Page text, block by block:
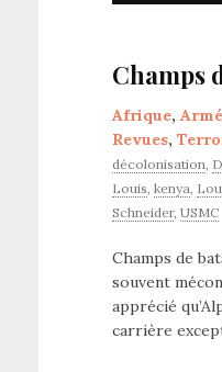
Champs
Afrique,
Revues,
décolonisation,
Louis, kenya,
Schneider, USMC
Champs de
souvent
apprécié
carrière